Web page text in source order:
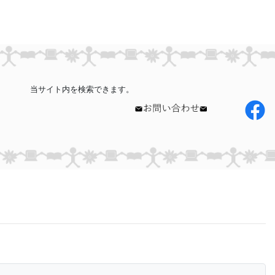
当サイト内を検索できます。